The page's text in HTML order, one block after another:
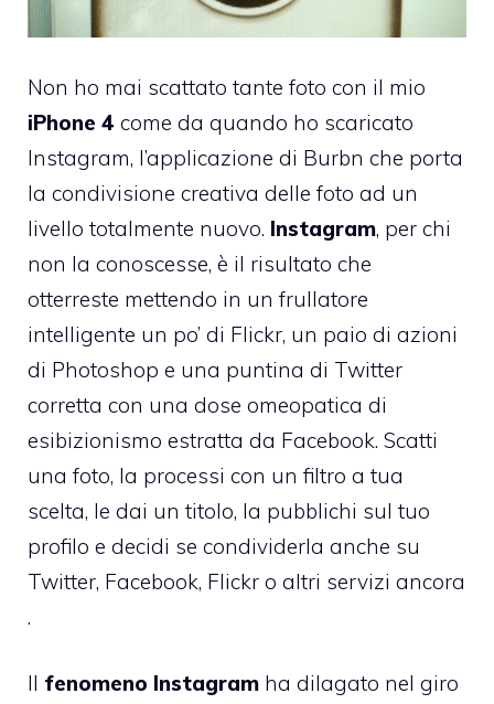
Non ho mai scattato tante foto con il mio
iPhone 4 come da quando ho scaricato
Instagram, l’applicazione di Burbn che porta
la condivisione creativa delle foto ad un
livello totalmente nuovo. Instagram, per chi
non la conoscesse, è il risultato che
otterreste mettendo in un frullatore
intelligente un po’ di Flickr, un paio di azioni
di Photoshop e una puntina di Twitter
corretta con una dose omeopatica di
esibizionismo estratta da Facebook. Scatti
una foto, la processi con un filtro a tua
scelta, le dai un titolo, la pubblichi sul tuo
profilo e decidi se condividerla anche su
Twitter, Facebook, Flickr o altri servizi ancora
.
Il fenomeno Instagram ha dilagato nel giro